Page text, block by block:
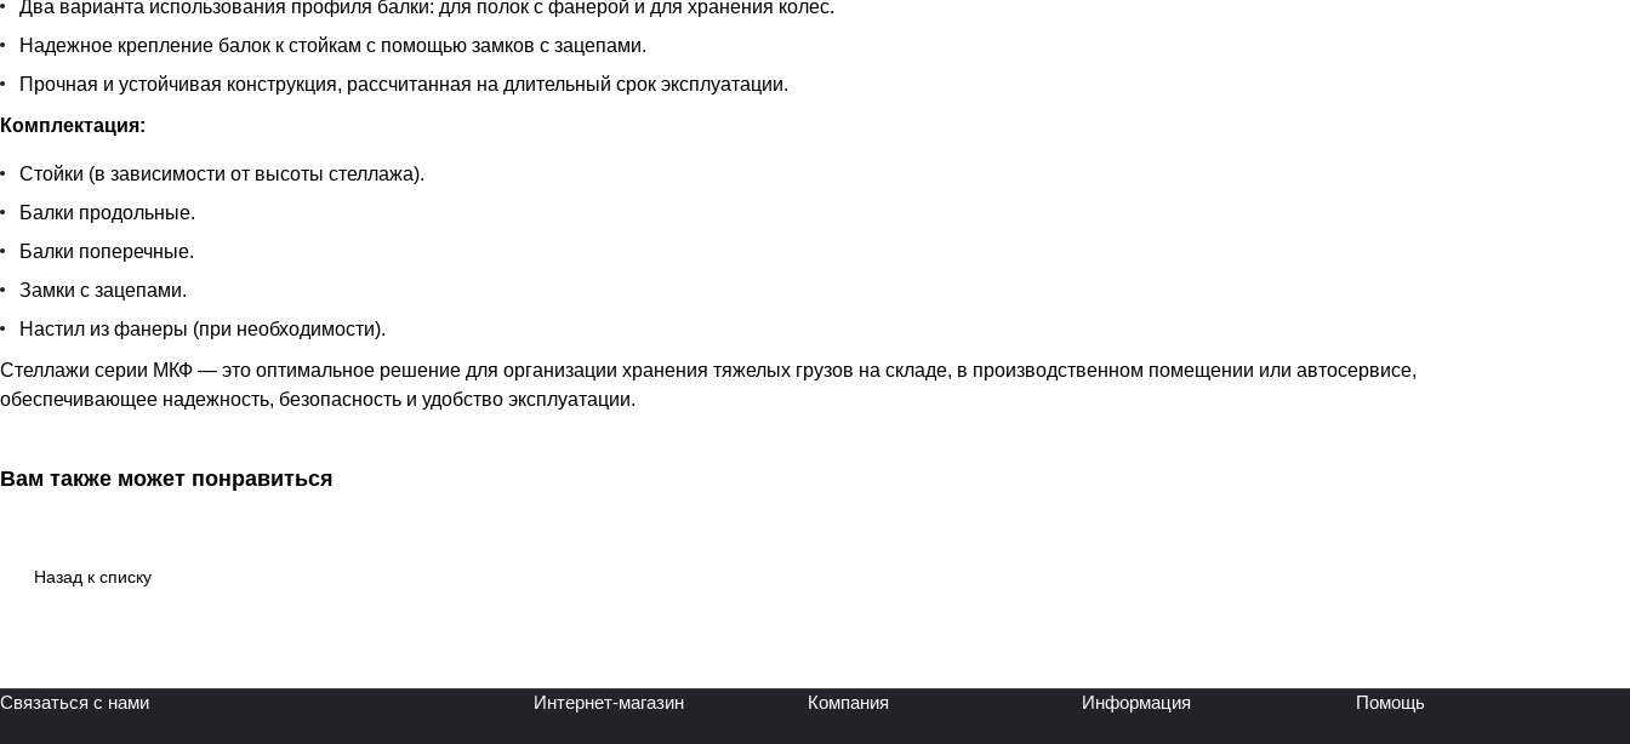
Два варианта использования профиля балки: для полок с фанерой и для хранения колес.
Надежное крепление балок к стойкам с помощью замков с зацепами.
Прочная и устойчивая конструкция, рассчитанная на длительный срок эксплуатации.
Комплектация:
Стойки (в зависимости от высоты стеллажа).
Балки продольные.
Балки поперечные.
Замки с зацепами.
Настил из фанеры (при необходимости).
Стеллажи серии МКФ — это оптимальное решение для организации хранения тяжелых грузов на складе, в производственном помещении или автосервисе,
обеспечивающее надежность, безопасность и удобство эксплуатации.
Вам также может понравиться
Назад к списку
Связаться с нами Интернет-магазин Компания Информация Помощь